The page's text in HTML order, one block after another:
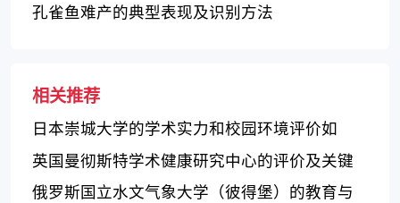
孔雀鱼难产的典型表现及识别方法
相关推荐
日本崇城大学的学术实力和校园环境评价如
何？
英国曼彻斯特学术健康研究中心的评价及关键
内容
俄罗斯国立水文气象大学（彼得堡）的教育与